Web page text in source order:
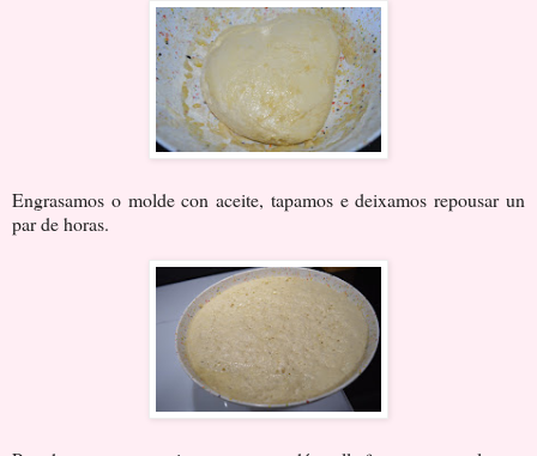
Engrasamos o molde con aceite, tapamos e deixamos repousar un
par de horas.